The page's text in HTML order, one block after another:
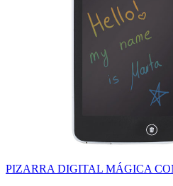
PIZARRA DIGITAL MÁGICA